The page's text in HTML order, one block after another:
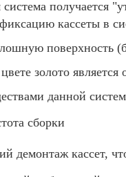
система получается
кассеты в
поверхность
золото
данной
сборки
демонтаж кассет,